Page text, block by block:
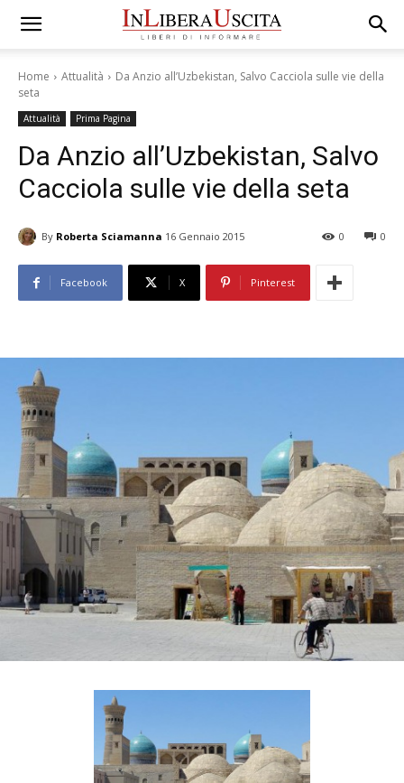
Home Attualità
Da Anzio all’Uzbekistan, Salvo Cacciola sulle vie della
seta
Attualità Prima Pagina
Da Anzio all’Uzbekistan, Salvo
Cacciola sulle vie della seta
By Roberta Sciamanna 16 Gennaio 2015 0
0
Facebook X Pinterest